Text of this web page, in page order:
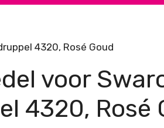
4320, Rosé Goud
voor
4320, Rosé